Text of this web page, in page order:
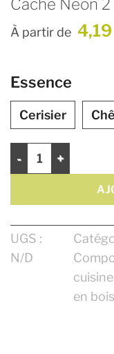
Cache Néon 2
À partir de 4,19
Essence
Cerisier
UGS :
N/D
cuisine
en bois